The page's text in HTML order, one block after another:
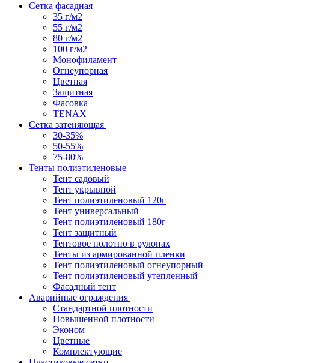
Сетка фасадная
35 г/м2
55 г/м2
80 г/м2
100 г/м2
Монофиламент
Огнеупорная
Цветная
Защитная
Фасовка
TENAX
Сетка затеняющая
30-35%
50-55%
75-80%
Тенты полиэтиленовые
Тент садовый
Тент укрывной
Тент полиэтиленовый 120г
Тент универсальный
Тент полиэтиленовый 180г
Тент защитный
Тентовое полотно в рулонах
Тенты из армированной пленки
Тент полиэтиленовый огнеупорный
Тент полиэтиленовый утепленный
Фасадный тент
Аварийные ограждения
Стандартной плотности
Повышенной плотности
Эконом
Цветные
Комплектующие